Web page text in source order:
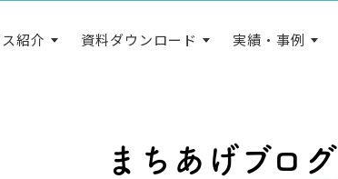
紹介 資料ダウンロード 実績・事例
まちあげブログ